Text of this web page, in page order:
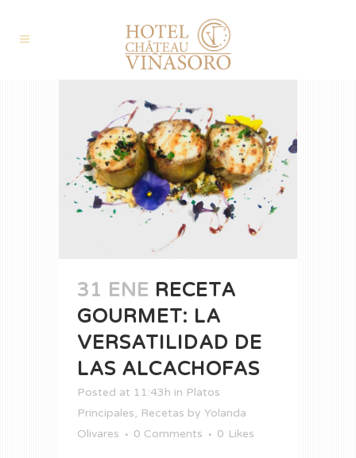
31 ENE RECETA
GOURMET: LA
VERSATILIDAD DE
LAS ALCACHOFAS
Posted at 11:43h in Platos
Principales, Recetas by Yolanda
Olivares
0 Comments 0 Likes